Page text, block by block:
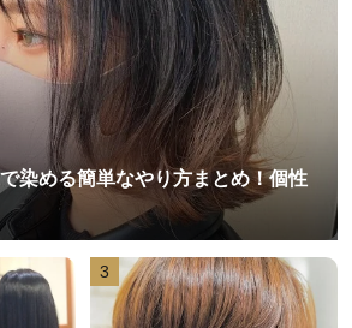
染める簡単なやり方まとめ！個性
3